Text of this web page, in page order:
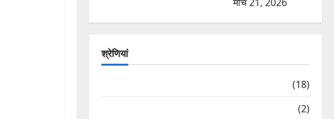
श्रेणियां
(18)
(2)